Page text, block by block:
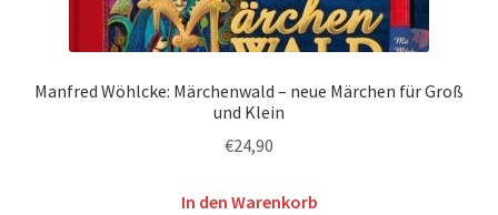
Manfred Wöhlcke: Märchenwald – neue Märchen für Groß
und Klein
€24,90
In den Warenkorb